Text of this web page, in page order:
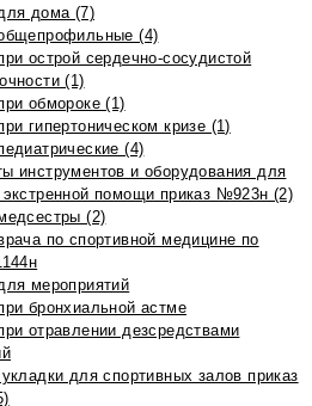
дома (7)
(4)
острой сердечно-сосудистой
(1)
обмороке (1)
гипертоническом кризе (1)
(4)
инструментов и оборудования для
экстренной помощи приказ №923н (2)
(2)
по спортивной медицине по
мероприятий
бронхиальной астме
отравлении дезсредствами
для спортивных залов приказ